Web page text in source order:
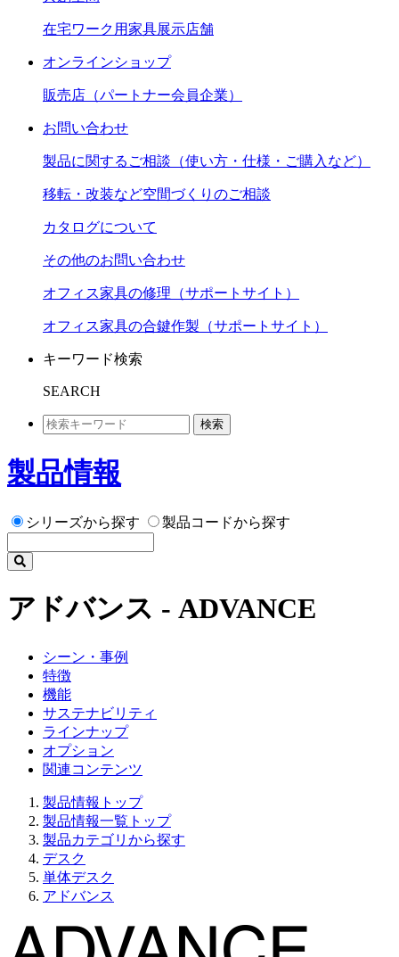
在宅ワーク用家具展示店舗
オンラインショップ
販売店（パートナー会員企業）
お問い合わせ
製品に関するご相談（使い方・仕様・ご購入など）
移転・改装など空間づくりのご相談
カタログについて
その他のお問い合わせ
オフィス家具の修理（サポートサイト）
オフィス家具の合鍵作製（サポートサイト）
キーワード検索
SEARCH
検索
製品情報
シリーズから探す 製品コードから探す
アドバンス - ADVANCE
シーン・事例
特徴
機能
サステナビリティ
ラインナップ
オプション
関連コンテンツ
製品情報トップ
製品情報一覧トップ
製品カテゴリから探す
デスク
単体デスク
アドバンス